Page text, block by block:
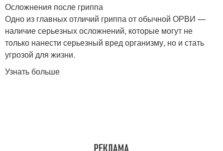
Осложнения после гриппа
Одно из главных отличий гриппа от обычной ОРВИ —
наличие серьезных осложнений, которые могут не
только нанести серьезный вред организму, но и стать
угрозой для жизни.
Узнать больше